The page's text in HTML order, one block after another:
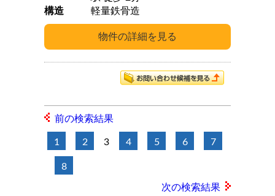
構造
軽量鉄骨造
前の検索結果
1 2 3 4 5 6 7
8
次の検索結果